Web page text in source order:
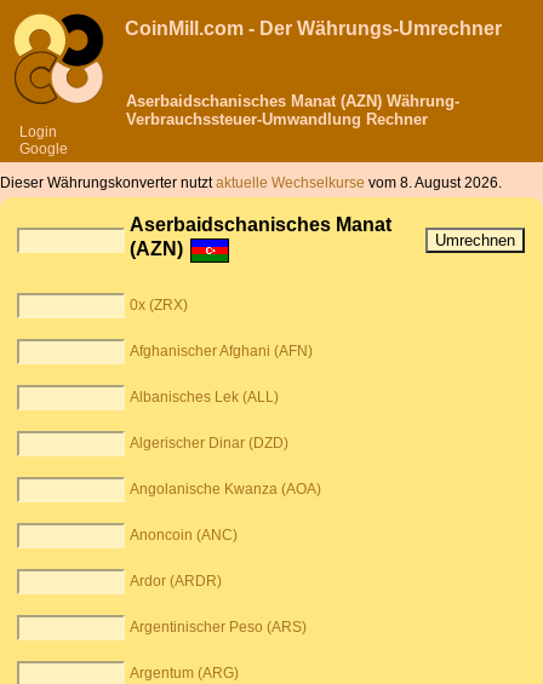
Login
Google
CoinMill.com - Der Währungs-Umrechner
Aserbaidschanisches Manat (AZN) Währung-
Verbrauchssteuer-Umwandlung Rechner
Dieser Währungskonverter nutztaktuelle Wechselkurse vom 8. August 2026.
Aserbaidschanisches Manat
(AZN)
0x (ZRX)
Afghanischer Afghani (AFN)
Albanisches Lek (ALL)
Algerischer Dinar (DZD)
Angolanische Kwanza (AOA)
Anoncoin (ANC)
Ardor (ARDR)
Argentinischer Peso (ARS)
Argentum (ARG)